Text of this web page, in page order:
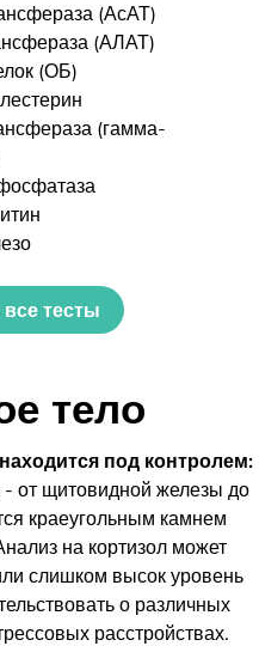
(АсАТ)
(АЛАТ)
(ОБ)
(гамма-
тесты
тело
под контролем:
от щитовидной железы до
краеугольным камнем
на кортизол может
слишком высок уровень
о различных
расстройствах.